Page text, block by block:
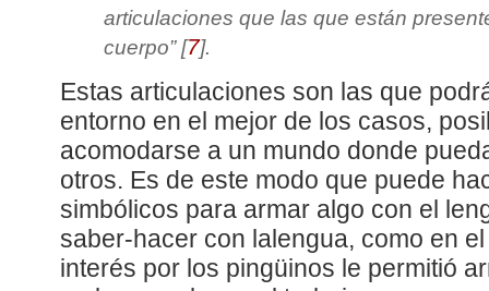
articulaciones que las que están
cuerpo”[7].
Estas articulaciones son las que
entorno en el mejor de los casos,
acomodarse a un mundo donde
otros. Es de este modo que puede
simbólicos para armar algo con el
saber-hacer con lalengua, como en
interés por los pingüinos le permitió